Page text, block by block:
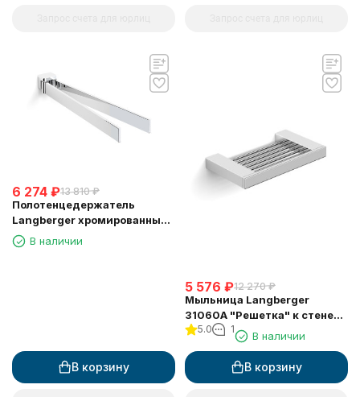
6 274 ₽13 810 ₽
Полотенцедержатель
Langberger хромированный
к стене двойной поворотный
11308A
В наличии
В корзину
5 576 ₽12 270 ₽
Мыльница Langberger
31060A "Решетка" к стене
хромированная
5.0 1
В наличии
В корзину